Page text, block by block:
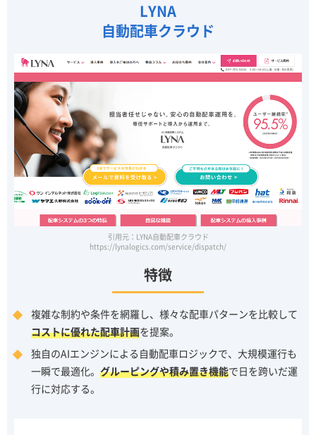
LYNA
自動配車クラウド
引用元：LYNA自動配車クラウド
https://lynalogics.com/service/dispatch/
特徴
複雑な制約や条件を網羅し、様々な配車パターンを比較して
コストに優れた配車計画を提案。
独自のAIエンジンによる自動配車ロジックで、大規模運行も
一瞬で最適化。 グルーピングや積み置き機能で日を跨いだ運
行に対応する。